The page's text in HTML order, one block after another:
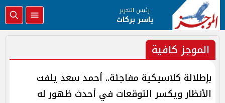
رئيس التحرير
ياسر بركات
الموجز كافية
بإطلالة كلاسيكية مفاجئة.. أحمد سعد يلفت
الأنظار ويكسر التوقعات في أحدث ظهور له